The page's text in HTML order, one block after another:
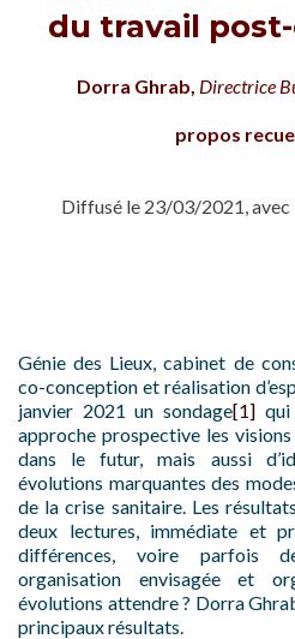
du travail
Dorra Ghrab, Directrice
propos
Diffusé le 23/03/2021, avec
Génie des Lieux, cabinet de
co-conception et réalisation
janvier 2021 un sondage[1]
approche prospective les
dans le futur, mais aussi
évolutions marquantes des
de la crise sanitaire. Les
deux lectures, immédiate et
différences, voire parfois
organisation envisagée et
évolutions attendre ? Dorra
principaux résultats.